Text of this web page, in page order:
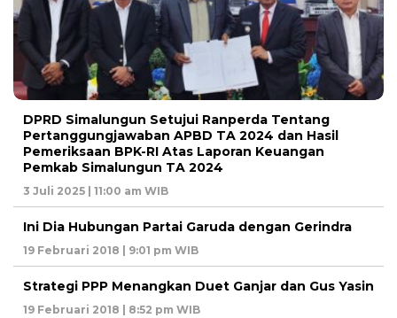
DPRD Simalungun Setujui Ranperda Tentang
Pertanggungjawaban APBD TA 2024 dan Hasil
Pemeriksaan BPK-RI Atas Laporan Keuangan
Pemkab Simalungun TA 2024
3 Juli 2025 | 11:00 am WIB
Ini Dia Hubungan Partai Garuda dengan Gerindra
19 Februari 2018 | 9:01 pm WIB
Strategi PPP Menangkan Duet Ganjar dan Gus Yasin
19 Februari 2018 | 8:52 pm WIB